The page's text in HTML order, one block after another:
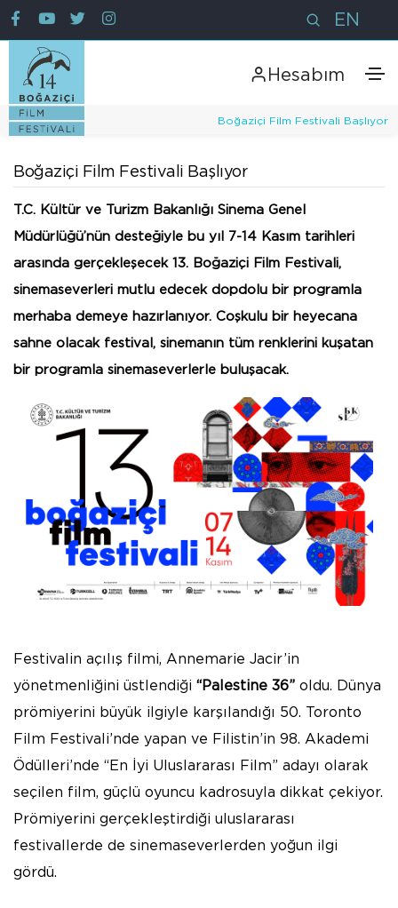
EN
Hesabım
Boğaziçi Film Festivali Başlıyor
Boğaziçi Film Festivali Başlıyor
T.C. Kültür ve Turizm Bakanlığı Sinema Genel
Müdürlüğü’nün desteğiyle bu yıl 7-14 Kasım tarihleri
arasında gerçekleşecek 13. Boğaziçi Film Festivali,
sinemaseverleri mutlu edecek dopdolu bir programla
merhaba demeye hazırlanıyor. Coşkulu bir heyecana
sahne olacak festival, sinemanın tüm renklerini kuşatan
bir programla sinemaseverlerle buluşacak.
Festivalin açılış filmi, Annemarie Jacir’in
yönetmenliğini üstlendiği “Palestine 36” oldu. Dünya
prömiyerini büyük ilgiyle karşılandığı 50. Toronto
Film Festivali’nde yapan ve Filistin’in 98. Akademi
Ödülleri’nde “En İyi Uluslararası Film” adayı olarak
seçilen film, güçlü oyuncu kadrosuyla dikkat çekiyor.
Prömiyerini gerçekleştirdiği uluslararası
festivallerde de sinemaseverlerden yoğun ilgi
gördü.